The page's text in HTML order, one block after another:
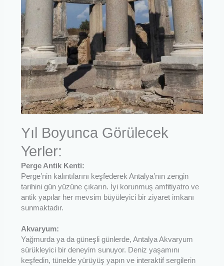
Yıl Boyunca Görülecek
Yerler:
Perge Antik Kenti:
Perge’nin kalıntılarını keşfederek Antalya’nın zengin
tarihini gün yüzüne çıkarın. İyi korunmuş amfitiyatro ve
antik yapılar her mevsim büyüleyici bir ziyaret imkanı
sunmaktadır.
Akvaryum:
Yağmurda ya da güneşli günlerde, Antalya Akvaryum
sürükleyici bir deneyim sunuyor. Deniz yaşamını
keşfedin, tünelde yürüyüş yapın ve interaktif sergilerin